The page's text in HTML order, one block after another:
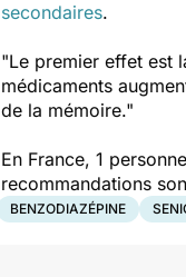
secondaires.
"Le premier effet est
médicaments
de la mémoire."
En France, 1
recommandations
BENZODIAZÉPINE